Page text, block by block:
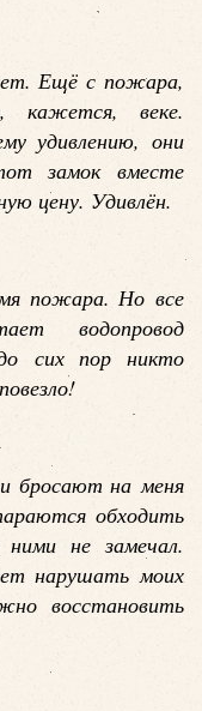
Ещё с пожара,
кажется, веке.
удивлению, они
замок вместе
цену. Удивлён.
пожара. Но все
водопровод
сих пор никто
бросают на меня
обходить
не замечал.
нарушать моих
восстановить